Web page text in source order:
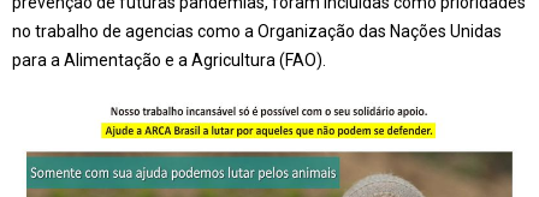
no trabalho de agencias como a Organização das Nações Unidas
para a Alimentação e a Agricultura (FAO).